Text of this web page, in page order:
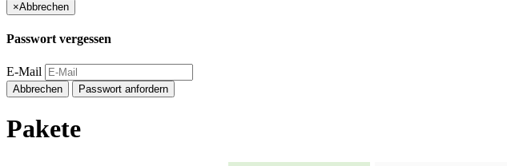
×Abbrechen
Passwort vergessen
E-Mail
Abbrechen Passwort anfordern
Pakete